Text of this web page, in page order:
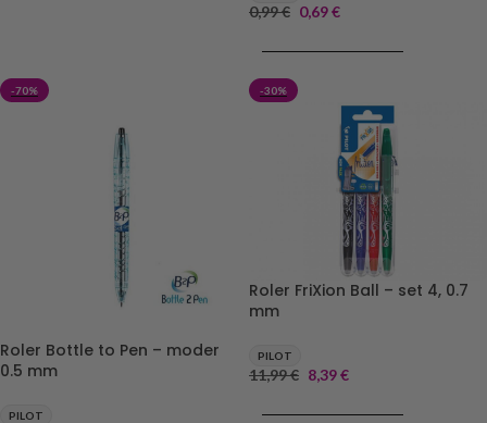
0,99€ 0,69€
-70%
Roler Bottle to Pen – moder
0.5 mm
PILOT
-30%
Roler FriXion Ball – set 4, 0.7
mm
PILOT
11,99€ 8,39€